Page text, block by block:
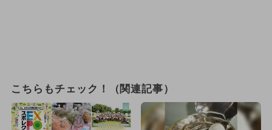
こちらもチェック！（関連記事）